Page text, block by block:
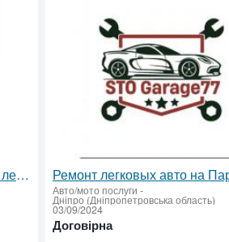
Диагностика и ремонт ходовой легковых авто на Парусе
Авто/мото послуги -
Дніпро (Дніпропетровська область)
03/09/2024
Договірна